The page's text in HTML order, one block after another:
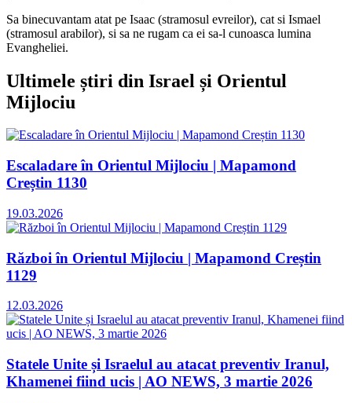
Sa binecuvantam atat pe Isaac (stramosul evreilor), cat si Ismael
(stramosul arabilor), si sa ne rugam ca ei sa-l cunoasca lumina
Evangheliei.
Ultimele știri din Israel și Orientul
Mijlociu
Escaladare în Orientul Mijlociu | Mapamond
Creștin 1130
19.03.2026
Război în Orientul Mijlociu | Mapamond Creștin
1129
12.03.2026
Statele Unite și Israelul au atacat preventiv Iranul,
Khamenei fiind ucis | AO NEWS, 3 martie 2026